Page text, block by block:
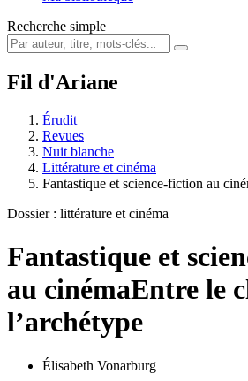
Recherche simple
Fil d'Ariane
Érudit
Revues
Nuit blanche
Littérature et cinéma
Fantastique et science-fiction au
Dossier : littérature et cinéma
Fantastique et
au cinémaEntre le
l’archétype
Élisabeth Vonarburg